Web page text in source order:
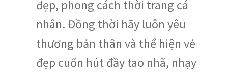
đẹp, phong cách thời trang cá
nhân. Đồng thời hãy luôn yêu
thương bản thân và thể hiện vẻ
đẹp cuốn hút đầy tao nhã, nhạy